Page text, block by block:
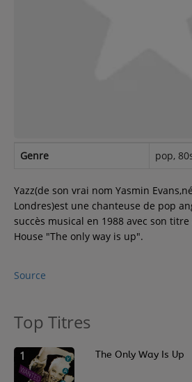
Recherche d'un titre
Genre pop,
Yazz(de son vrai nom Yasmin
Londres)est une chanteuse de pop
succès musical en 1988 avec son
House "The only way is up".
Source
Top Titres
1 The Only Way Is Up